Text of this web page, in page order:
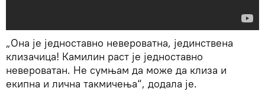
„Она је једноставно невероватна, јединствена
клизачица! Камилин раст је једноставно
невероватан. Не сумњам да може да клиза и
екипна и лична такмичења“, додала је.